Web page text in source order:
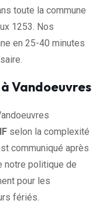
toute la commune
1253. Nos
en 25-40 minutes
Vandoeuvres
selon la complexité
communiqué après
notre politique de
pour les
fériés.